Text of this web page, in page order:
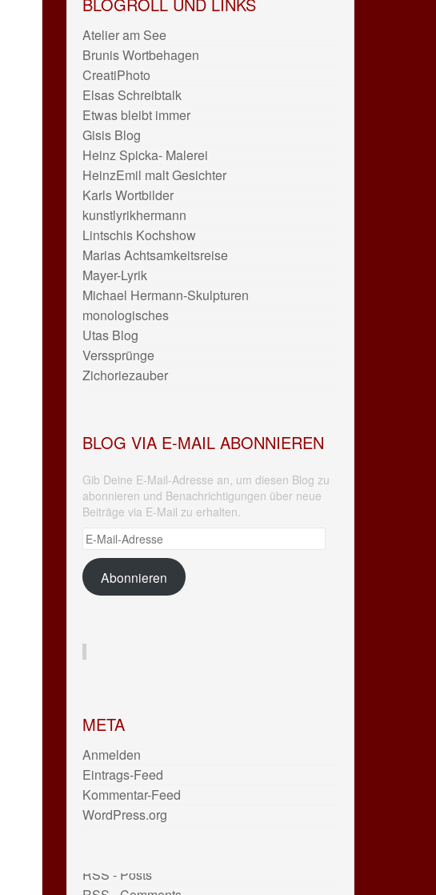
Atelier am See
Brunis Wortbehagen
CreatiPhoto
Elsas Schreibtalk
Etwas bleibt immer
Gisis Blog
Heinz Spicka- Malerei
HeinzEmil malt Gesichter
Karls Wortbilder
kunstlyrikhermann
Lintschis Kochshow
Marias Achtsamkeitsreise
Mayer-Lyrik
Michael Hermann-Skulpturen
monologisches
Utas Blog
Verssprünge
Zichoriezauber
BLOG VIA E-MAIL ABONNIEREN
Gib Deine E-Mail-Adresse an, um diesen Blog zu
abonnieren und Benachrichtigungen über neue
Beiträge via E-Mail zu erhalten.
E-
Adresse
Abonnieren
META
Anmelden
Eintrags-Feed
Kommentar-Feed
WordPress.org
RSS - Posts